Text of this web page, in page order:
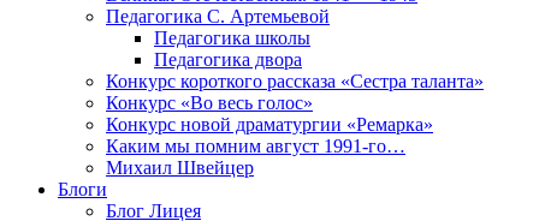
Педагогика С. Артемьевой
Педагогика школы
Педагогика двора
Конкурс короткого рассказа «Сестра таланта»
Конкурс «Во весь голос»
Конкурс новой драматургии «Ремарка»
Каким мы помним август 1991-го…
Михаил Швейцер
Блоги
Блог Лицея